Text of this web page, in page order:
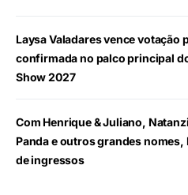
Laysa Valadares vence votação
confirmada no palco principal
Show 2027
Com Henrique & Juliano,
Panda e outros grandes
de ingressos